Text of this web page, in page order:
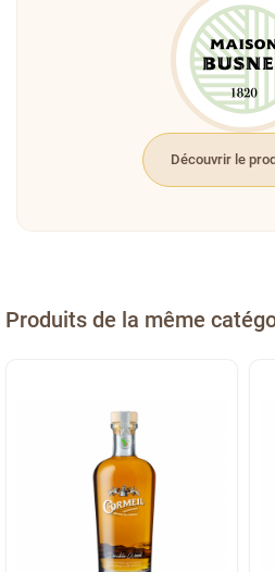
Découvrir le
Produits de la même